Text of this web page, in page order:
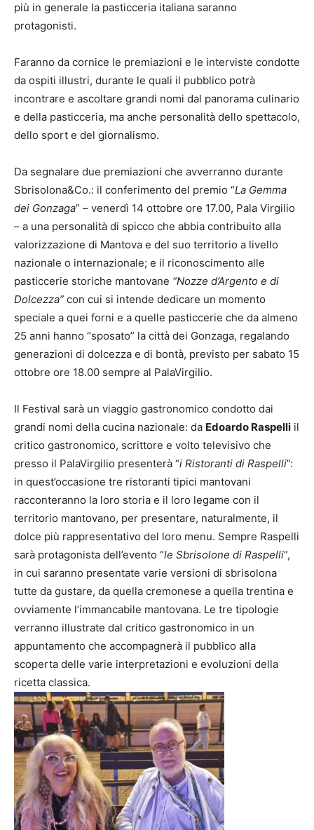
più in generale la pasticceria italiana saranno
protagonisti.
Faranno da cornice le premiazioni e le interviste condotte
da ospiti illustri, durante le quali il pubblico potrà
incontrare e ascoltare grandi nomi dal panorama culinario
e della pasticceria, ma anche personalità dello spettacolo,
dello sport e del giornalismo.
Da segnalare due premiazioni che avverranno durante
Sbrisolona&Co.: il conferimento del premio “La Gemma
dei Gonzaga” – venerdì 14 ottobre ore 17.00, Pala Virgilio
– a una personalità di spicco che abbia contribuito alla
valorizzazione di Mantova e del suo territorio a livello
nazionale o internazionale; e il riconoscimento alle
pasticcerie storiche mantovane “Nozze d’Argento e di
Dolcezza” con cui si intende dedicare un momento
speciale a quei forni e a quelle pasticcerie che da almeno
25 anni hanno “sposato” la città dei Gonzaga, regalando
generazioni di dolcezza e di bontà, previsto per sabato 15
ottobre ore 18.00 sempre al PalaVirgilio.
Il Festival sarà un viaggio gastronomico condotto dai
grandi nomi della cucina nazionale: da Edoardo Raspelli il
critico gastronomico, scrittore e volto televisivo che
presso il PalaVirgilio presenterà “i Ristoranti di Raspelli”:
in quest’occasione tre ristoranti tipici mantovani
racconteranno la loro storia e il loro legame con il
territorio mantovano, per presentare, naturalmente, il
dolce più rappresentativo del loro menu. Sempre Raspelli
sarà protagonista dell’evento “le Sbrisolone di Raspelli”,
in cui saranno presentate varie versioni di sbrisolona
tutte da gustare, da quella cremonese a quella trentina e
ovviamente l’immancabile mantovana. Le tre tipologie
verranno illustrate dal critico gastronomico in un
appuntamento che accompagnerà il pubblico alla
scoperta delle varie interpretazioni e evoluzioni della
ricetta classica.